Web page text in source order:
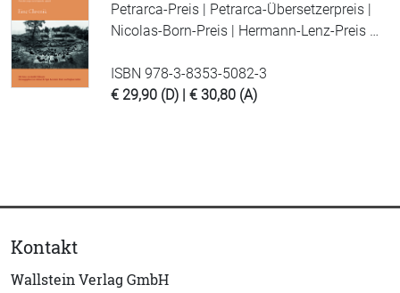
Petrarca-Preis | Petrarca-Übersetzerpreis |
Nicolas-Born-Preis | Hermann-Lenz-Preis …
ISBN 978-3-8353-5082-3
€ 29,90 (D) | € 30,80 (A)
Kontakt
Wallstein Verlag GmbH